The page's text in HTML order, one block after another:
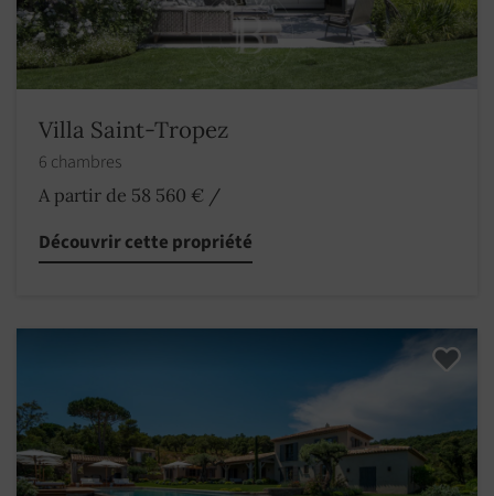
Villa Saint-Tropez
6 chambres
A partir de 58 560 € /
Découvrir cette propriété